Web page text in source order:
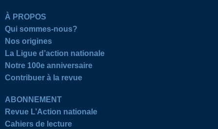
À PROPOS
Qui sommes-nous?
Nos origines
La Ligue d’action nationale
Notre 100e anniversaire
Contribuer à la revue
ABONNEMENT
Revue L’Action nationale
Cahiers de lecture